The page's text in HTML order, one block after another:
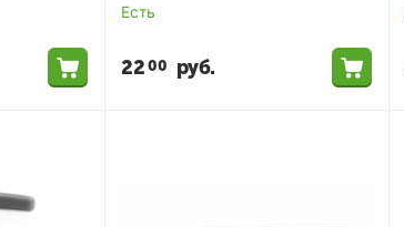
Есть
2200 руб.